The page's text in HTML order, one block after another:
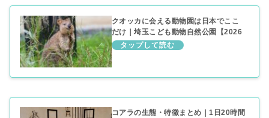
クオッカに会える動物園は日本でここ
だけ｜埼玉こども動物自然公園【2026
年最新】
コアラの生態・特徴まとめ｜1日20時間